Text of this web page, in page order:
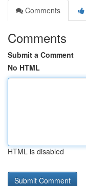
Comments
Comments
Submit a Comment
No HTML
HTML is disabled